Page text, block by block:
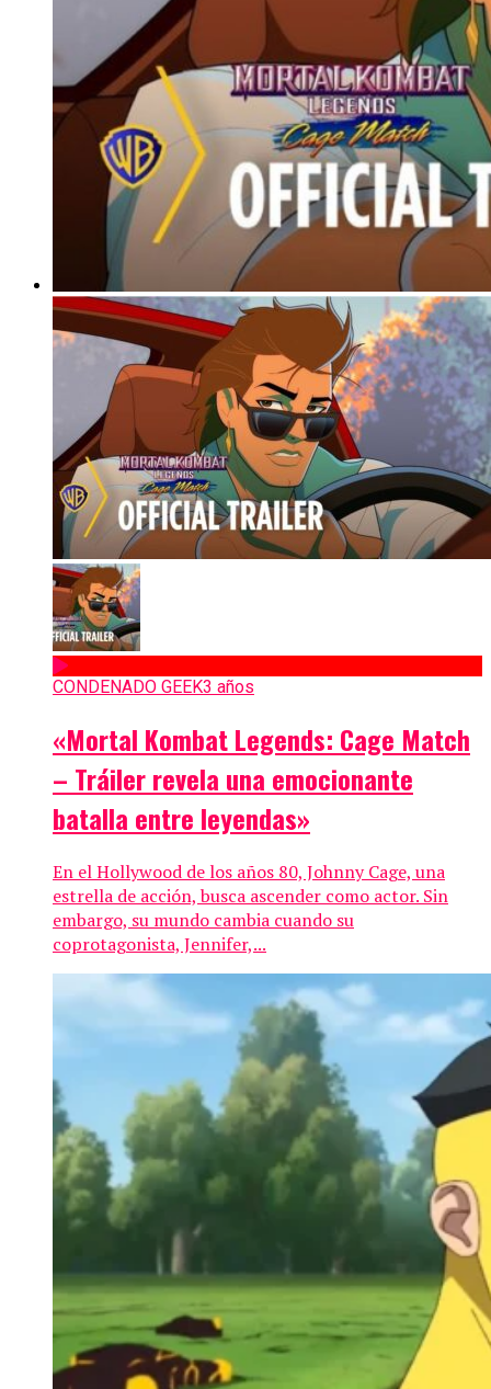
CONDENADO GEEK3 años
«Mortal Kombat Legends: Cage Match
– Tráiler revela una emocionante
batalla entre leyendas»
En el Hollywood de los años 80, Johnny Cage, una
estrella de acción, busca ascender como actor. Sin
embargo, su mundo cambia cuando su
coprotagonista, Jennifer,...